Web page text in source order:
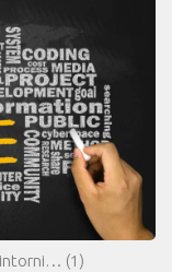
(1)